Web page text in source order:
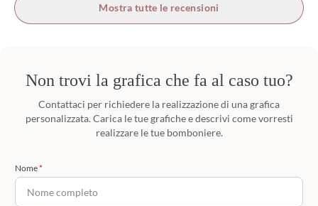
Mostra tutte le recensioni
Non trovi la grafica che fa al caso tuo?
Contattaci per richiedere la realizzazione di una grafica
personalizzata. Carica le tue grafiche e descrivi come vorresti
realizzare le tue bomboniere.
Nome